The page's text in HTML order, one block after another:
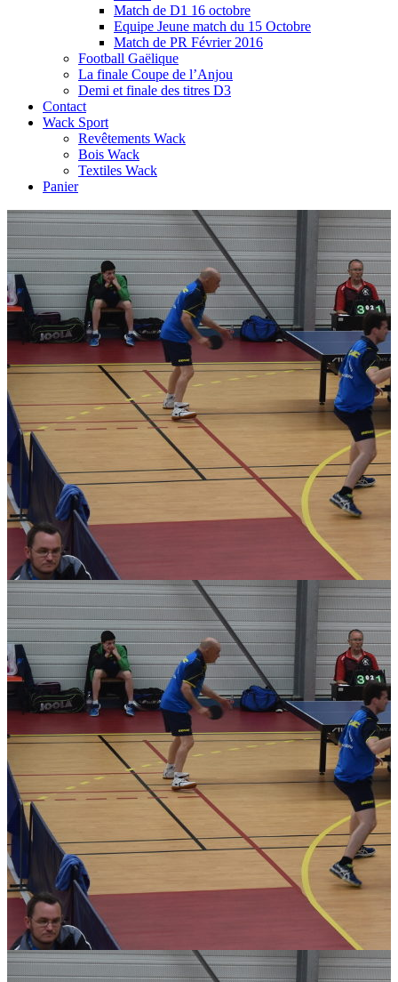
Match de D1 16 octobre
Equipe Jeune match du 15 Octobre
Match de PR Février 2016
Football Gaëlique
La finale Coupe de l’Anjou
Demi et finale des titres D3
Contact
Wack Sport
Revêtements Wack
Bois Wack
Textiles Wack
Panier